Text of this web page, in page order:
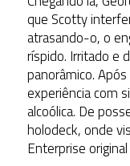
que Scotty
atrasando-o, o
ríspido. Irritado e
panorâmico.
experiência com
alcoólica. De
holodeck, onde
Enterprise